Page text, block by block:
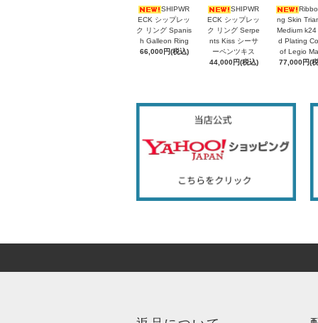
SHIPWR
ECK シップレッ
ク リング Spanis
h Galleon Ring
66,000円(税込)
SHIPWR
ECK シップレッ
ク リング Serpe
nts Kiss シーサ
ーペンツキス
44,000円(税込)
ng Skin
Medium k24
d Plating
of Legio
77,000円(